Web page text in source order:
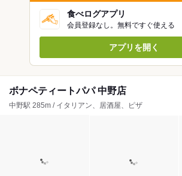
食べログアプリ
会員登録なし。無料ですぐ使える
アプリを開く
ボナペティートパパ 中野店
中野駅 285m / イタリアン、居酒屋、ピザ